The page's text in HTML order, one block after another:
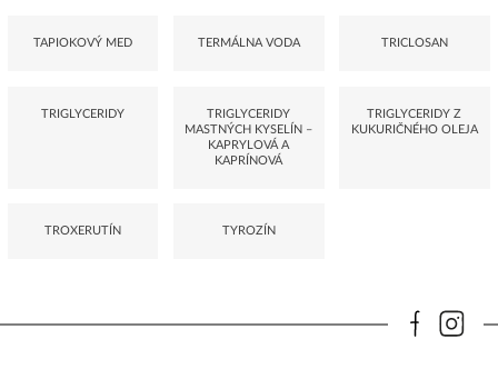
TAPIOKOVÝ MED TERMÁLNA VODA TRICLOSAN
TRIGLYCERIDY
TRIGLYCERIDY
MASTNÝCH KYSELÍN –
KAPRYLOVÁ A
KAPRÍNOVÁ
TRIGLYCERIDY Z
KUKURIČNÉHO OLEJA
TROXERUTÍN TYROZÍN